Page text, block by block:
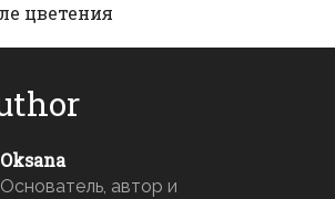
цветения
Oksana
Основатель, автор и